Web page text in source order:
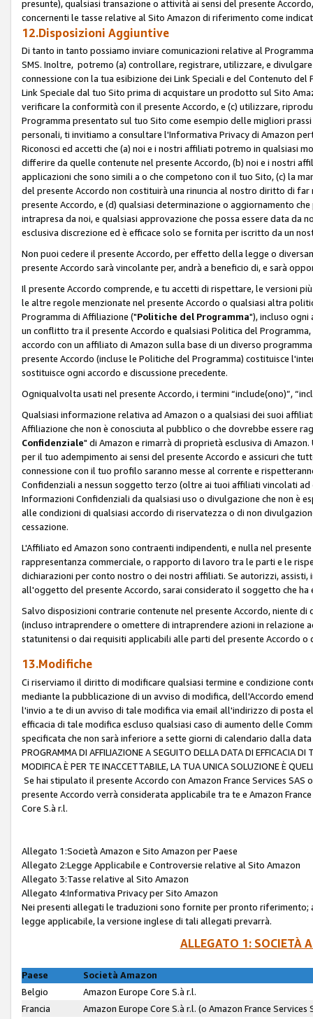
presunte), qualsiasi transazione o attività ai sensi del presente
concernenti le tasse relative al Sito Amazon di riferimento come
12.Disposizioni Aggiuntive
Di tanto in tanto possiamo inviare comunicazioni relative al
SMS. Inoltre, potremo (a) controllare, registrare, utilizzare, e
connessione con la tua esibizione dei Link Speciali e del Contenuto
Link Speciale dal tuo Sito prima di acquistare un prodotto sul Sito
verificare la conformità con il presente Accordo, e (c) utilizzare,
Programma presentato sul tuo Sito come esempio delle migliori
personali, ti invitiamo a consultare l'Informativa Privacy di Amazon
Riconosci ed accetti che (a) noi e i nostri affiliati potremo in qualsiasi
differire da quelle contenute nel presente Accordo, (b) noi e i nostri
applicazioni che sono simili a o che competono con il tuo Sito, (c) la
del presente Accordo non costituirà una rinuncia al nostro diritto di
presente Accordo, e (d) qualsiasi determinazione o aggiornamento
intrapresa da noi, e qualsiasi approvazione che possa essere data
esclusiva discrezione ed è efficace solo se fornita per iscritto da un
Non puoi cedere il presente Accordo, per effetto della legge o
presente Accordo sarà vincolante per, andrà a beneficio di, e sarà
Il presente Accordo comprende, e tu accetti di rispettare, le versioni
le altre regole menzionate nel presente Accordo o qualsiasi altra
Programma di Affiliazione ("Politiche del Programma"), incluso
un conflitto tra il presente Accordo e qualsiasi Politica del
accordo con un affiliato di Amazon sulla base di un diverso
presente Accordo (incluse le Politiche del Programma) costituisce
sostituisce ogni accordo e discussione precedente.
Ogniqualvolta usati nel presente Accordo, i termini “include(ono)”,
Qualsiasi informazione relativa ad Amazon o a qualsiasi dei suoi
Affiliazione che non è conosciuta al pubblico o che dovrebbe essere
Confidenziale" di Amazon e rimarrà di proprietà esclusiva di
per il tuo adempimento ai sensi del presente Accordo e assicuri che
connessione con il tuo profilo saranno messe al corrente e
Confidenziali a nessun soggetto terzo (oltre ai tuoi affiliati vincolati
Informazioni Confidenziali da qualsiasi uso o divulgazione che non è
alle condizioni di qualsiasi accordo di riservatezza o di non
cessazione.
L'Affiliato ed Amazon sono contraenti indipendenti, e nulla nel
rappresentanza commerciale, o rapporto di lavoro tra le parti e le
dichiarazioni per conto nostro o dei nostri affiliati. Se autorizzi,
all'oggetto del presente Accordo, sarai considerato il soggetto che
Salvo disposizioni contrarie contenute nel presente Accordo, niente
(incluso intraprendere o omettere di intraprendere azioni in relazione
statunitensi o dai requisiti applicabili alle parti del presente Accordo o
13.Modifiche
Ci riserviamo il diritto di modificare qualsiasi termine e condizione
mediante la pubblicazione di un avviso di modifica, dell'Accordo
l'invio a te di un avviso di tale modifica via email all'indirizzo di
efficacia di tale modifica escluso qualsiasi caso di aumento delle
specificata che non sarà inferiore a sette giorni di calendario dalla data
PROGRAMMA DI AFFILIAZIONE A SEGUITO DELLA DATA DI EFFICACIA
MODIFICA È PER TE INACCETTABILE, LA TUA UNICA SOLUZIONE È
Se hai stipulato il presente Accordo con Amazon France Services
presente Accordo verrà considerata applicabile tra te e Amazon
Core S.à r.l.
Allegato 1:Società Amazon e Sito Amazon per Paese
Allegato 2:Legge Applicabile e Controversie relative al Sito Amazon
Allegato 3:Tasse relative al Sito Amazon
Allegato 4:Informativa Privacy per Sito Amazon
Nei presenti allegati le traduzioni sono fornite per pronto riferimento;
legge applicabile, la versione inglese di tali allegati prevarrà.
ALLEGATO 1: SOCIETÀ
Paese
Società Amazon
Belgio
Amazon Europe Core S.à r.l.
Francia
Amazon Europe Core S.à r.l. (o Amazon France